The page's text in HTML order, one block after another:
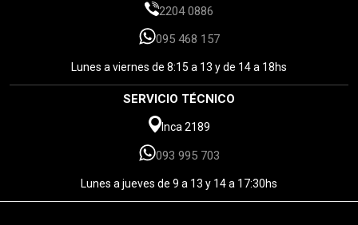
2204 0886
095 468 157
Lunes a viernes de 8:15 a 13 y de 14 a 18hs
SERVICIO TÉCNICO
Inca 2189
093 995 703
Lunes a jueves de 9 a 13 y 14 a 17:30hs